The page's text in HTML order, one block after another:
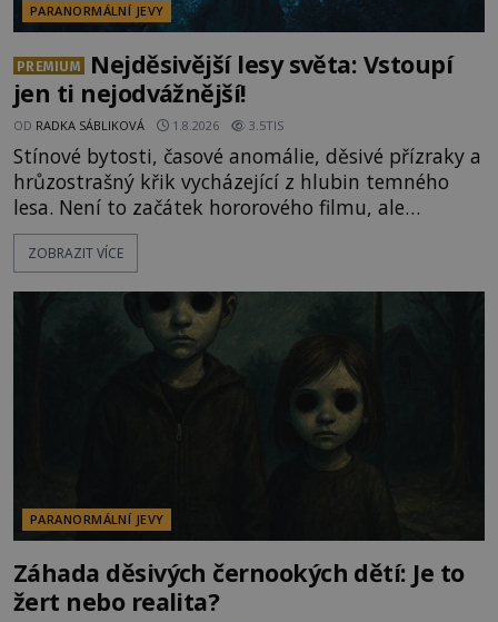
PARANORMÁLNÍ JEVY
PREMIUM
Nejděsivější lesy světa: Vstoupí
jen ti nejodvážnější!
OD RADKA SÁBLIKOVÁ 1.8.2026 3.5TIS
Stínové bytosti, časové anomálie, děsivé přízraky a
hrůzostrašný křik vycházející z hlubin temného
lesa. Není to začátek hororového filmu, ale
události, které popisují návštěvníci lesů, které jsou
označovány jako nejděsivější na světě. Lidé bydlící
vyhýbají! Už jste o těchto lesích slyšeli? A odvážili
byste se je navštívit? [gallery ids="17
ZOBRAZIT VÍCE
PARANORMÁLNÍ JEVY
Záhada děsivých černookých dětí: Je to
žert nebo realita?